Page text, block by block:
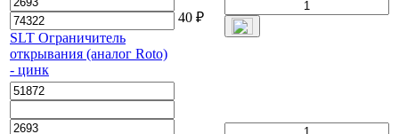
SLT Ограничитель
открывания (аналог Roto)
- цинк
40 ₽